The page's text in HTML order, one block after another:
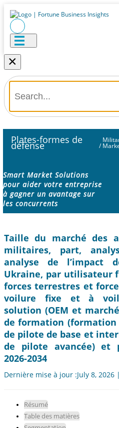
×
Plates-formes de
défense /
Smart Market Solutions
pour aider votre entreprise
à gagner un avantage sur
les concurrents
Taille du marché des
militaires, part,
analyse de l’impact
Ukraine, par utilisateur
forces terrestres et
voilure fixe et à
solution (OEM et
de formation
de pilote de base et
de pilote avancée) et
2026-2034
Dernière mise à jour :July 8,
Résumé
Table des matières